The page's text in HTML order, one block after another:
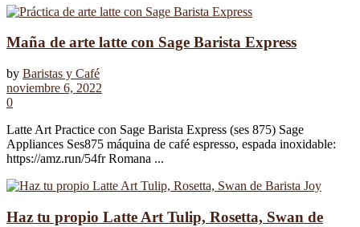
Maña de arte latte con Sage Barista Express
by Baristas y Café
noviembre 6, 2022
0
Latte Art Practice con Sage Barista Express (ses 875) Sage
Appliances Ses875 máquina de café espresso, espada inoxidable:
https://amz.run/54fr Romana ...
Haz tu propio Latte Art Tulip, Rosetta, Swan de